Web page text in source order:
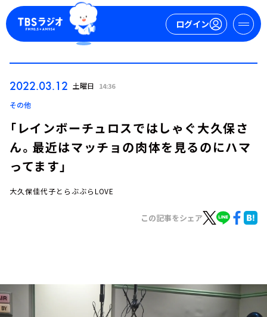
ログイン
イベント・グッズ
2022.03.12 土曜日 14:36
その他
「レインボーチュロスではしゃぐ大久保さ
ん。最近はマッチョの肉体を見るのにハマ
ってます」
大久保佳代子とらぶぶらLOVE
この記事をシェア